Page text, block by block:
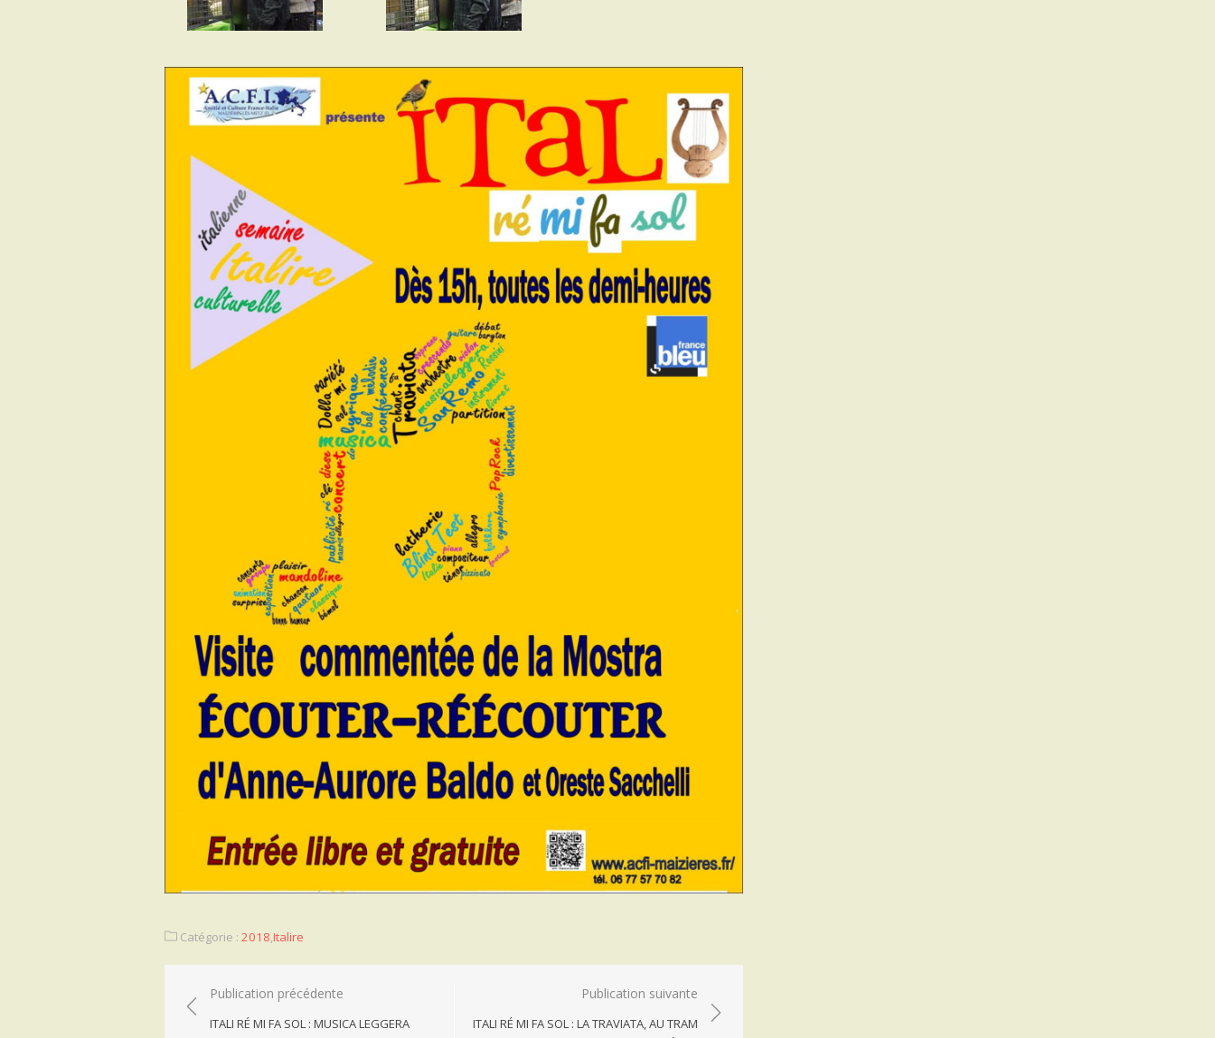
Catégorie : 2018 Italire
Navigation
de
Publication précédente
ITALI RÉ MI FA SOL : MUSICA LEGGERA
Publication suivante
ITALI RÉ MI FA SOL : LA TRAVIATA, AU TRAM